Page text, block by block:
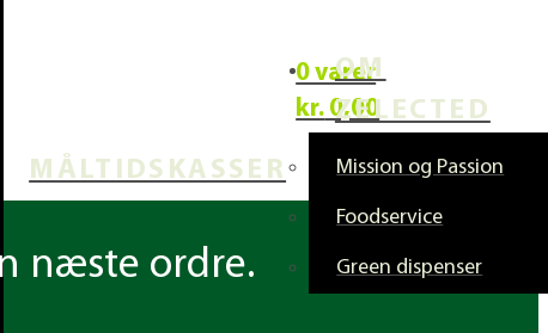
0 varer
kr. 0,00
MÅLTIDSKASSER
OM
ZELECTED
Mission og Passion
Foodservice
Green dispenser
næste ordre.